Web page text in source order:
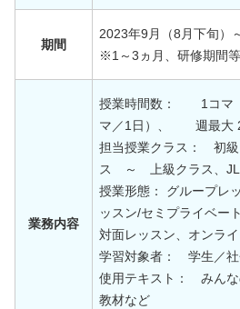
期間
2023年9月（8月下旬
※1～3ヵ月、研修期間等
業務内容
授業時間数： 1コマ
マ／1日）、 週最大
担当授業クラス： 初
ス ～ 上級クラス、
授業形態： グループレ
ッスン/セミプライベー
対面レッスン、オンラ
学習対象者： 学生／
使用テキスト： みん
教材など